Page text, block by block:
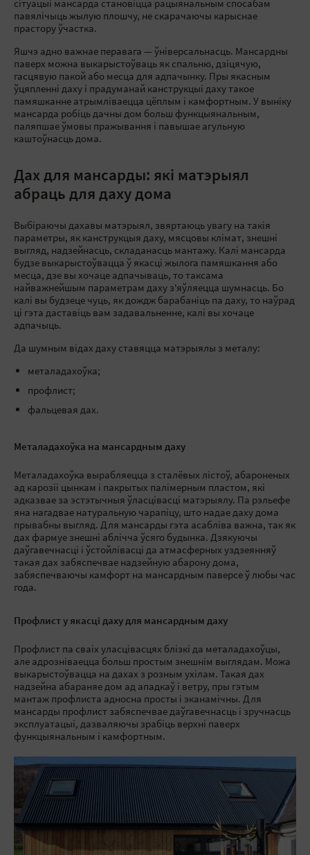
сітуацыі мансарда становіцца рацыянальным спосабам
павялічыць жылую плошчу, не скарачаючы карыснае
прастору ўчастка.
Яшчэ адно важнае перавага — ўніверсальнасць. Мансардны
паверх можна выкарыстоўваць як спальню, дзіцячую,
гасцявую пакой або месца для адпачынку. Пры якасным
ўцяпленні даху і прадуманай канструкцыі даху такое
памяшканне атрымліваецца цёплым і камфортным. У выніку
мансарда робіць дачны дом больш функцыянальным,
паляпшае ўмовы пражывання і павышае агульную
каштоўнасць дома.
Дах для мансарды: які матэрыял
абраць для даху дома
Выбіраючы дахавы матэрыял, звяртаюць увагу на такія
параметры, як канструкцыя даху, мясцовы клімат, знешні
выгляд, надзейнасць, складанасць мантажу. Калі мансарда
будзе выкарыстоўвацца ў якасці жылога памяшкання або
месца, дзе вы хочаце адпачываць, то таксама
найважнейшым параметрам даху з'яўляецца шумнасць. Бо
калі вы будзеце чуць, як дождж барабаніць па даху, то наўрад
ці гэта даставіць вам задавальненне, калі вы хочаце
адпачыць.
Да шумным відах даху ставяцца матэрыялы з металу:
металадахоўка;
профлист;
фальцевая дах.
Металадахоўка на мансардным даху
Металадахоўка вырабляецца з сталёвых лістоў, абароненых
ад карозіі цынкам і пакрытых палімерным пластом, які
адказвае за эстэтычныя ўласцівасці матэрыялу. Па рэльефе
яна нагадвае натуральную чарапіцу, што надае даху дома
прывабны выгляд. Для мансарды гэта асабліва важна, так як
дах фармуе знешні аблічча ўсяго будынка. Дзякуючы
даўгавечнасці і ўстойлівасці да атмасферных уздзеянняў
такая дах забяспечвае надзейную абарону дома,
забяспечваючы камфорт на мансардным паверсе ў любы час
года.
Профлист у якасці даху для мансардным даху
Профлист па сваіх уласцівасцях блізкі да металадахоўцы,
але адрозніваецца больш простым знешнім выглядам. Можа
выкарыстоўвацца на дахах з розным ухілам. Такая дах
надзейна абараняе дом ад ападкаў і ветру, пры гэтым
мантаж профлиста адносна просты і эканамічны. Для
мансарды профлист забяспечвае даўгавечнасць і зручнасць
эксплуатацыі, дазваляючы зрабіць верхні паверх
функцыянальным і камфортным.